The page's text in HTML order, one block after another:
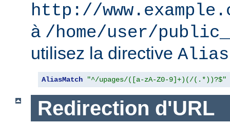
http://
à /home/user/
utilisez la directive
AliasMatch "^/upages/([a-zA-Z0-9]+)(/(.*))?$"
Redirection d'URL